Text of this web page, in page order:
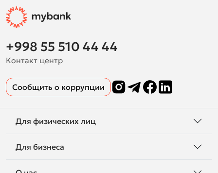
+998 55 510 44 44
Контакт центр
Сообщить о коррупции
Для физических лиц
Для бизнеса